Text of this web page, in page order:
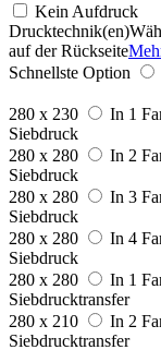
Kein Aufdruck
Drucktechnik(en)
auf der Rückseite
Schnellste Option
280 x 230
In 1
Siebdruck
280 x 280
In 2
Siebdruck
280 x 280
In 3
Siebdruck
280 x 280
In 4
Siebdruck
280 x 280
In 1
Siebdrucktransfer
280 x 210
In 2
Siebdrucktransfer